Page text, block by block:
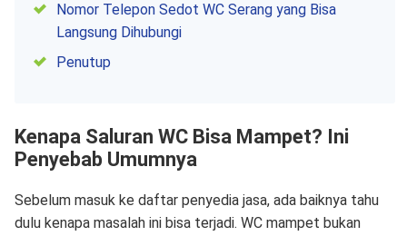
Nomor Telepon Sedot WC Serang yang Bisa
Langsung Dihubungi
Penutup
Kenapa Saluran WC Bisa Mampet? Ini
Penyebab Umumnya
Sebelum masuk ke daftar penyedia jasa, ada baiknya tahu
dulu kenapa masalah ini bisa terjadi. WC mampet bukan